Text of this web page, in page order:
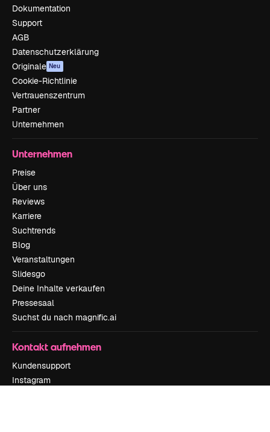
Dokumentation
Support
AGB
Datenschutzerklärung
Originale Neu
Cookie-Richtlinie
Vertrauenszentrum
Partner
Unternehmen
Unternehmen
Preise
Über uns
Reviews
Karriere
Suchtrends
Blog
Veranstaltungen
Slidesgo
Deine Inhalte verkaufen
Pressesaal
Suchst du nach magnific.ai
Kontakt aufnehmen
Kundensupport
Instagram